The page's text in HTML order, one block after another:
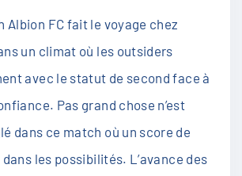
Albion FC fait le voyage chez
un climat où les outsiders
avec le statut de second face à
Pas grand chose n’est
dans ce match où un score de
les possibilités. L’avance des